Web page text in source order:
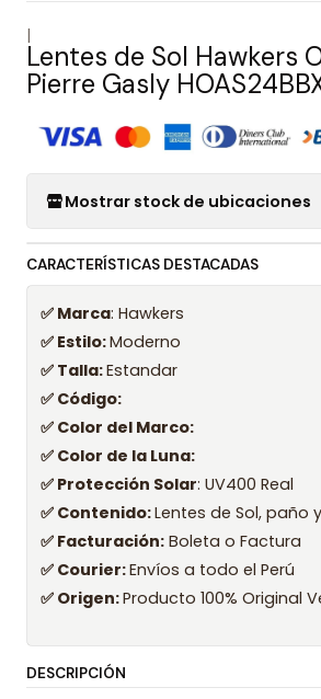
|
Lentes de Sol Hawkers
Pierre Gasly
Mostrar stock de ubicaciones
CARACTERÍSTICAS DESTACADAS
✅ Marca: Hawkers
✅ Estilo:Moderno
✅ Talla:Estandar
✅ Código:
✅ Color del Marco:
✅ Color de la Luna:
✅ Protección Solar: UV400 Real
✅ Contenido:Lentes de Sol, paño
✅ Facturación: Boleta o Factura
✅ Courier:Envíos a todo el Perú
✅ Origen:Producto 100% Original
DESCRIPCIÓN